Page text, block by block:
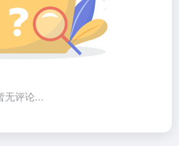
无评论...